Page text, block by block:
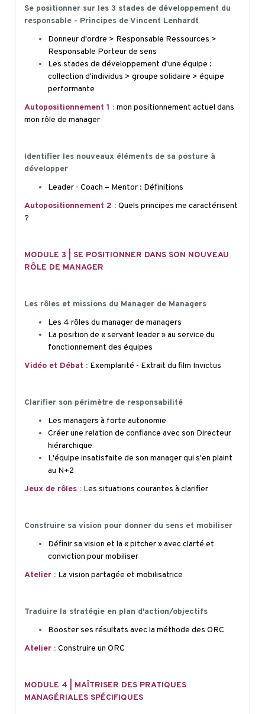
Se positionner sur les 3 stades de développement du
responsable - Principes de Vincent Lenhardt
Donneur d'ordre > Responsable Ressources >
Responsable Porteur de sens
Les stades de développement d'une équipe :
collection d'individus > groupe solidaire > équipe
performante
Autopositionnement 1 : mon positionnement actuel dans
mon rôle de manager
Identifier les nouveaux éléments de sa posture à
développer
Leader - Coach – Mentor : Définitions
Autopositionnement 2 : Quels principes me caractérisent
?
MODULE 3 | SE POSITIONNER DANS SON NOUVEAU
RÔLE DE MANAGER
Les rôles et missions du Manager de Managers
Les 4 rôles du manager de managers
La position de « servant leader » au service du
fonctionnement des équipes
Vidéo et Débat : Exemplarité - Extrait du film Invictus
Clarifier son périmètre de responsabilité
Les managers à forte autonomie
Créer une relation de confiance avec son Directeur
hiérarchique
L'équipe insatisfaite de son manager qui s'en plaint
au N+2
Jeux de rôles : Les situations courantes à clarifier
Construire sa vision pour donner du sens et mobiliser
Définir sa vision et la «pitcher» avec clarté et
conviction pour mobiliser
Atelier : La vision partagée et mobilisatrice
Traduire la stratégie en plan d'action/objectifs
Booster ses résultats avec la méthode des ORC
Atelier : Construire un ORC
MODULE 4 | MAÎTRISER DES PRATIQUES
MANAGÉRIALES SPÉCIFIQUES